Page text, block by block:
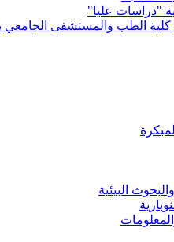
"دراسات عليا"
الطب والمستشفى الجامعي
البيئية